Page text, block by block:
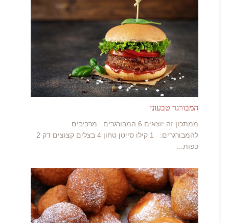
המבורגר טבעוני
ממתכון זה יוצאים 6 המבורגרים מרכיבים:
להמבורגרים: 1 קילו סייטן טחון 4 בצלים קצוצים דק 2
כפות...